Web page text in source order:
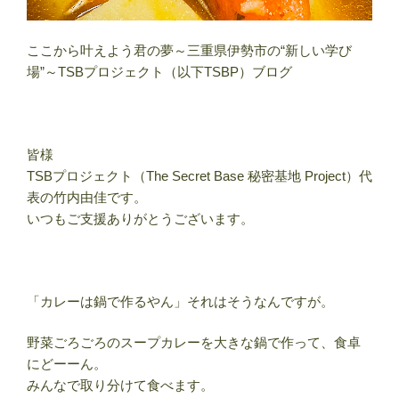
ここから叶えよう君の夢～三重県伊勢市の“新しい学び
場”～TSBプロジェクト（以下TSBP）ブログ
皆様
TSBプロジェクト（The Secret Base 秘密基地 Project）代
表の竹内由佳です。
いつもご支援ありがとうございます。
「カレーは鍋で作るやん」それはそうなんですが。
野菜ごろごろのスープカレーを大きな鍋で作って、食卓
にどーーん。
みんなで取り分けて食べます。